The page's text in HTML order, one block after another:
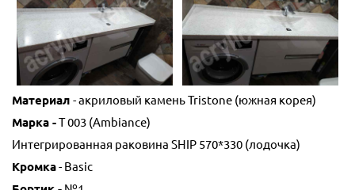
Материал - акриловый камень Tristone (южная корея)
Марка -T 003 (Ambiance)
Интегрированная раковина SHIP 570*330 (лодочка)
Кромка- Basic